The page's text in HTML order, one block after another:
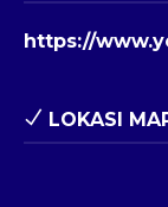
https://
LOKASI